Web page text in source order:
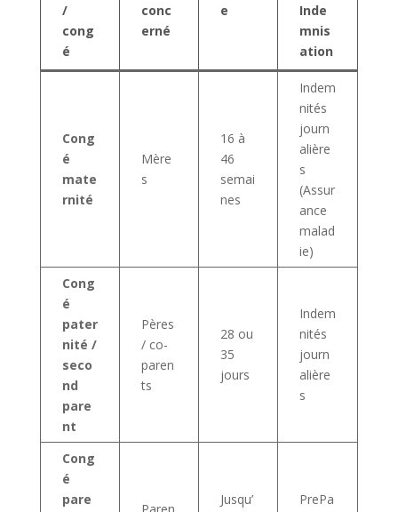
/
cong
é
conc
erné
e
Inde
mnis
ation
Cong
é
mate
rnité
Mère
s
16 à
46
semai
nes
Indem
nités
journ
alière
s
(Assur
ance
malad
ie)
Cong
é
pater
nité /
seco
nd
pare
nt
Pères
/ co-
paren
ts
28 ou
35
jours
Indem
nités
journ
alière
s
Cong
é
pare
Jusqu’
PrePa